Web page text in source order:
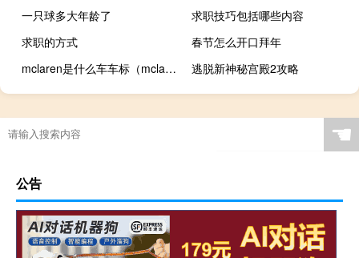
一只球多大年龄了
求职技巧包括哪些内容
求职的方式
春节怎么开口拜年
mclaren是什么车车标（mclaren是什么车的标志）
逃脱新神秘宫殿2攻略
☚
公告